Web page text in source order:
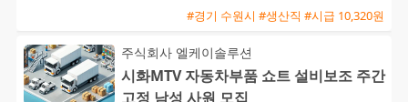
#경기 수원시 #생산직 #시급 10,320원
주식회사 엘케이솔루션
시화MTV 자동차부품 쇼트 설비보조 주간
고정 남성 사원 모집